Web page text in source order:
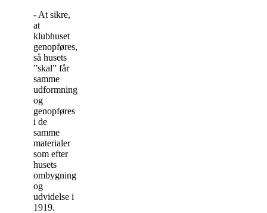
- At sikre,
at
klubhuset
genopføres,
så husets
”skal” får
samme
udformning
og
genopføres
i de
samme
materialer
som efter
husets
ombygning
og
udvidelse i
1919.